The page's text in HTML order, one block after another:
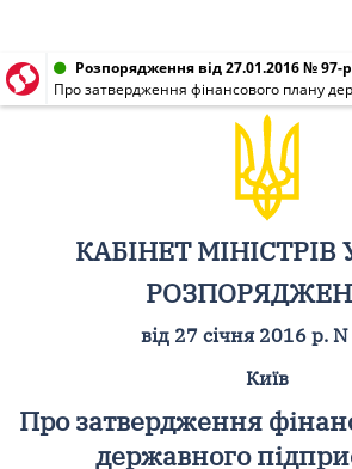
Розпорядження від 27.01.2016 № 97-р